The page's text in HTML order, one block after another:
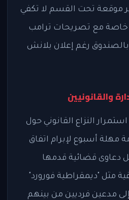
موقعة تحت القسم لا تكفي
خاصة مع تصريحات ترامب
بالصندوق رغم إعلان بلانش
والقانونيين
النزاع القانوني حول
مهلة أسبوع لإبرام اتفاق
دعاوى قضائية قدمها
مثل "ديمقراطية فورورد"
مدعين فرديين من بينهم